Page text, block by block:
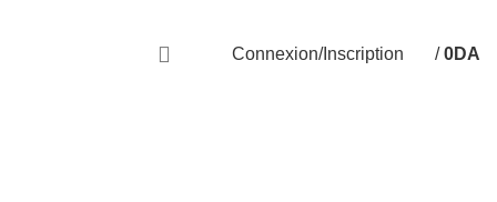
Connexion/Inscription / 0DA